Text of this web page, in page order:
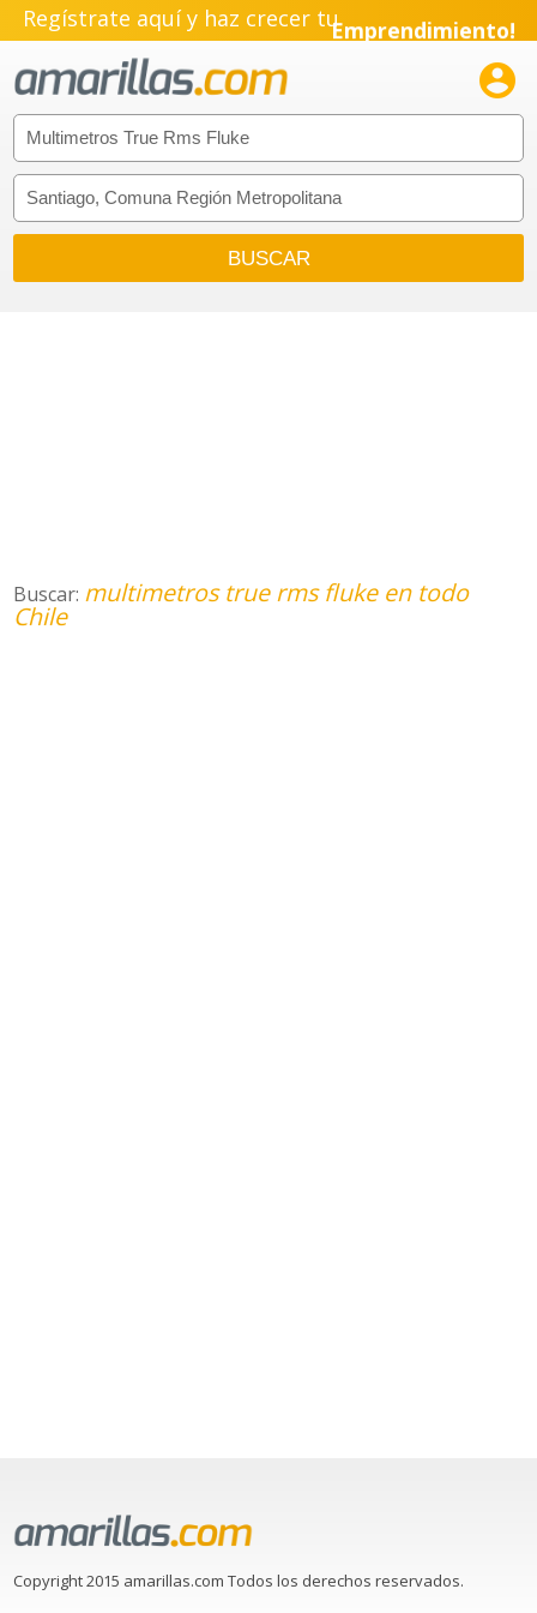
Regístrate aquí y haz crecer tuEmprendimiento!

Buscar: multimetros true rms fluke en todo
Chile
Copyright 2015 amarillas.com Todos los derechos reservados.